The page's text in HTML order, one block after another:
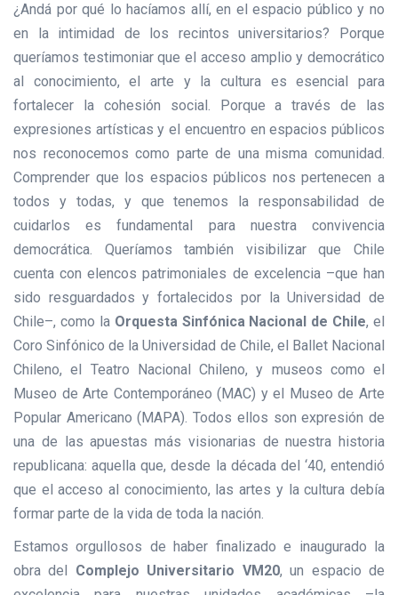
¿Andá por qué lo hacíamos allí, en el espacio público y no
en la intimidad de los recintos universitarios? Porque
queríamos testimoniar que el acceso amplio y democrático
al conocimiento, el arte y la cultura es esencial para
fortalecer la cohesión social. Porque a través de las
expresiones artísticas y el encuentro en espacios públicos
nos reconocemos como parte de una misma comunidad.
Comprender que los espacios públicos nos pertenecen a
todos y todas, y que tenemos la responsabilidad de
cuidarlos es fundamental para nuestra convivencia
democrática. Queríamos también visibilizar que Chile
cuenta con elencos patrimoniales de excelencia –que han
sido resguardados y fortalecidos por la Universidad de
Chile–, como la Orquesta Sinfónica Nacional de Chile, el
Coro Sinfónico de la Universidad de Chile, el Ballet Nacional
Chileno, el Teatro Nacional Chileno, y museos como el
Museo de Arte Contemporáneo (MAC) y el Museo de Arte
Popular Americano (MAPA). Todos ellos son expresión de
una de las apuestas más visionarias de nuestra historia
republicana: aquella que, desde la década del ‘40, entendió
que el acceso al conocimiento, las artes y la cultura debía
formar parte de la vida de toda la nación.
Estamos orgullosos de haber finalizado e inaugurado la
obra del Complejo Universitario VM20, un espacio de